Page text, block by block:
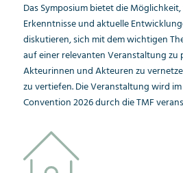
Das Symposium bietet die
Erkenntnisse und aktuelle
diskutieren, sich mit dem wichtigen
auf einer relevanten Veranstaltung zu
Akteurinnen und Akteuren zu
zu vertiefen.Die Veranstaltung wird
Convention 2026 durch die TMF